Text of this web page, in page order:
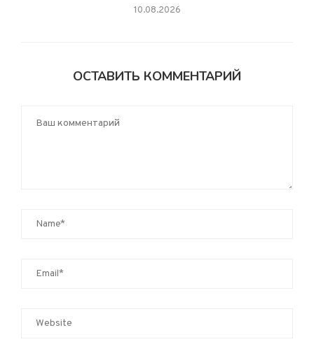
10.08.2026
ОСТАВИТЬ КОММЕНТАРИЙ